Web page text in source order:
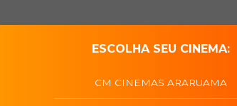
ESCOLHA SEU CINEMA:
CM CINEMAS ARARUAMA